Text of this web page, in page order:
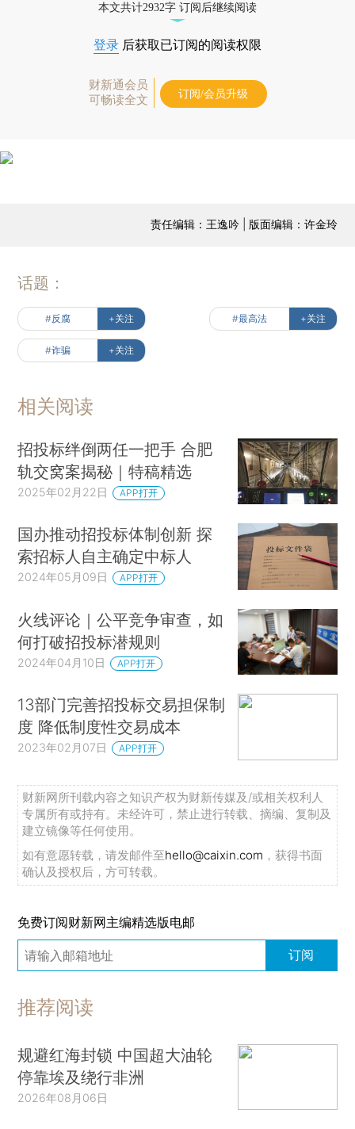
本文共计2932字 订阅后继续阅读
登录 后获取已订阅的阅读权限
财新通会员
可畅读全文
订阅/会员升级
责任编辑：王逸吟 | 版面编辑：许金玲
话题：
#反腐 +关注 #最高法 +关注
#诈骗 +关注
相关阅读
招投标绊倒两任一把手 合肥
轨交窝案揭秘｜特稿精选
2025年02月22日 APP打开
国办推动招投标体制创新 探
索招标人自主确定中标人
2024年05月09日 APP打开
火线评论｜公平竞争审查，如
何打破招投标潜规则
2024年04月10日 APP打开
13部门完善招投标交易担保制
度 降低制度性交易成本
2023年02月07日 APP打开
财新网所刊载内容之知识产权为财新传媒及/或相关权利人
专属所有或持有。未经许可，禁止进行转载、摘编、复制及
建立镜像等任何使用。
如有意愿转载，请发邮件至hello@caixin.com ，获得书面
确认及授权后，方可转载。
免费订阅财新网主编精选版电邮
订阅
推荐阅读
规避红海封锁 中国超大油轮
停靠埃及绕行非洲
2026年08月06日